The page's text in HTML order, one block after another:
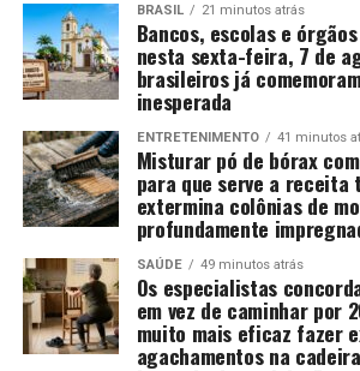
BRASIL 21 minutos atrás
Bancos, escolas e
nesta sexta-feira, 7 de
brasileiros já
inesperada
ENTRETENIMENTO 41 minutos
Misturar pó de bórax
para que serve a receita
extermina colônias de
profundamente
SAÚDE 49 minutos atrás
Os especialistas
em vez de caminhar por
muito mais eficaz fazer
agachamentos na